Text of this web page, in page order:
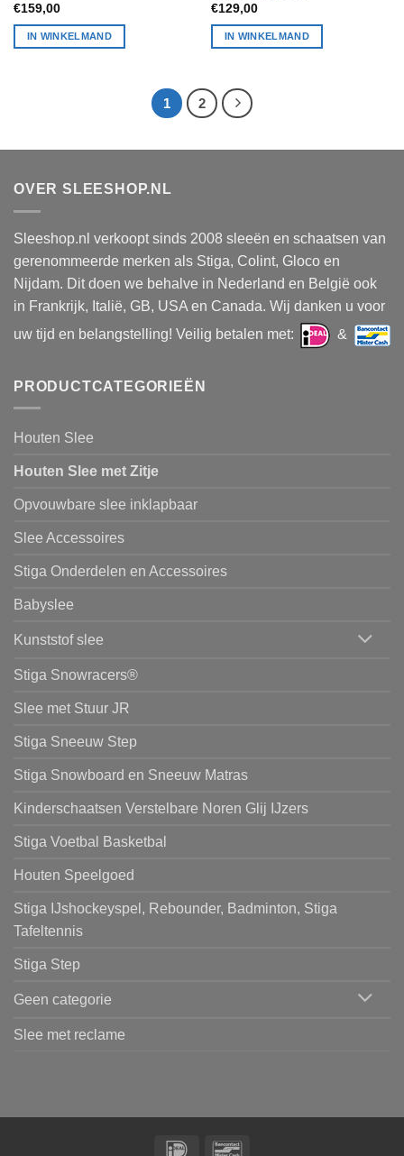
€159,00
IN WINKELMAND
€129,00
IN WINKELMAND
1 2
OVER SLEESHOP.NL
Sleeshop.nl verkoopt sinds 2008 sleeën en schaatsen van
gerenommeerde merken als Stiga, Colint, Gloco en
Nijdam. Dit doen we behalve in Nederland en België ook
in Frankrijk, Italië, GB, USA en Canada. Wij danken u voor
uw tijd en belangstelling! Veilig betalen met:
&
PRODUCTCATEGORIEËN
Houten Slee
Houten Slee met Zitje
Opvouwbare slee inklapbaar
Slee Accessoires
Stiga Onderdelen en Accessoires
Babyslee
Kunststof slee
Stiga Snowracers®
Slee met Stuur JR
Stiga Sneeuw Step
Stiga Snowboard en Sneeuw Matras
Kinderschaatsen Verstelbare Noren Glij IJzers
Stiga Voetbal Basketbal
Houten Speelgoed
Stiga IJshockeyspel, Rebounder, Badminton, Stiga
Tafeltennis
Stiga Step
Geen categorie
Slee met reclame
IDeal